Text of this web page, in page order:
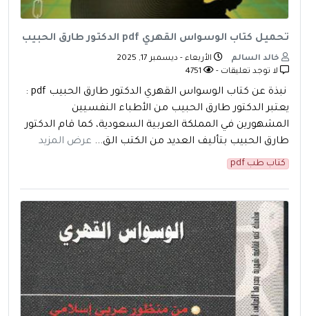
تحميل كتاب الوسواس القهري pdf الدكتور طارق الحبيب
خالد السالم
الأربعاء - ديسمبر 17, 2025
لا توجد تعليقات -
نبذة عن كتاب الوسواس القهري الدكتور طارق الحبيب pdf :
يعتبر الدكتور طارق الحبيب من الأطباء النفسيين
المشهورين في المملكة العربية السعودية، كما قام الدكتور
طارق الحبيب بتأليف العديد من الكتب الق... عرض المزيد
كتاب طب pdf